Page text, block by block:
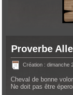
Proverbe
Création : dimanche
Cheval de bonne
Ne doit pas être